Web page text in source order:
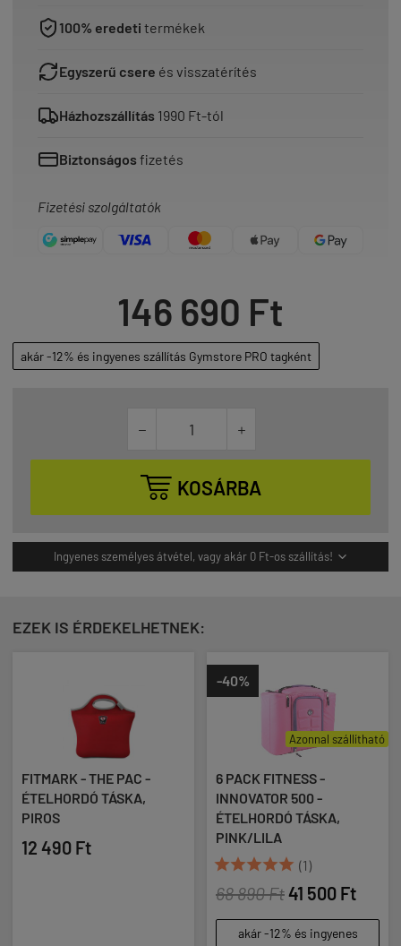
100% eredeti termékek
Egyszerű csere és visszatérítés
Házhozszállítás 1990 Ft-tól
Biztonságosfizetés
Fizetési szolgáltatók
146 690 Ft
akár -12% és ingyenes szállítás Gymstore PRO tagként
 
 KOSÁRBA
Ingyenes személyes átvétel, vagy akár 0 Ft-os szállítás! 
EZEK IS ÉRDEKELHETNEK:
FITMARK - THE PAC -
ÉTELHORDÓ TÁSKA,
PIROS
12 490 Ft
-40%
Azonnal szállítható
6 PACK FITNESS -
INNOVATOR 500 -
ÉTELHORDÓ TÁSKA,
PINK/LILA
 (1)
68 890 Ft41 500 Ft
akár -12% és ingyenes